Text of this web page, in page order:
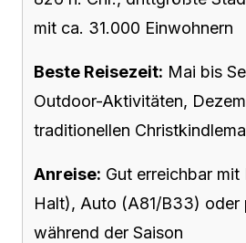
mit ca. 31.000 Einwohnern
Beste Reisezeit: Mai bis
Outdoor-Aktivitäten,
traditionellen
Anreise: Gut erreichbar mit
Halt), Auto (A81/B33) oder
während der Saison